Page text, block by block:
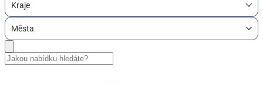
Kraje
Města